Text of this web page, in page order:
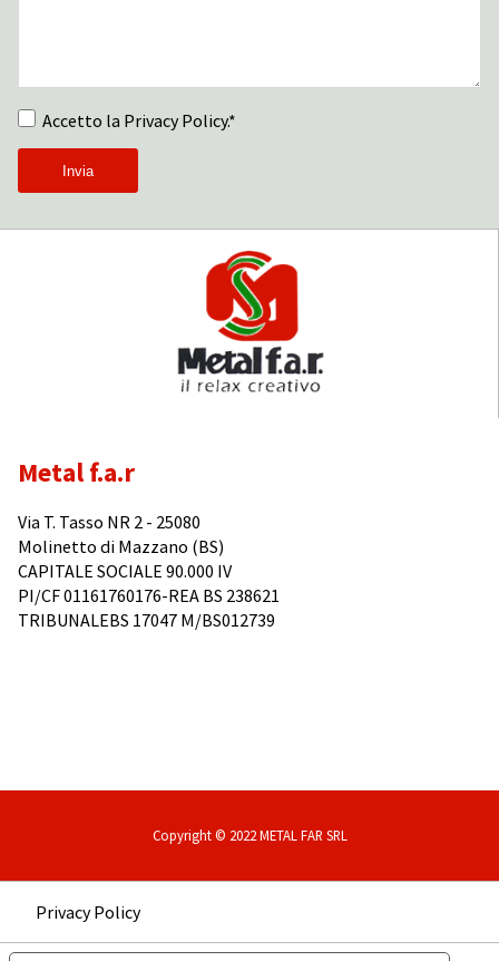
Accetto la Privacy Policy.*
Metal f.a.r
Via T. Tasso NR 2 - 25080
Molinetto di Mazzano (BS)
CAPITALE SOCIALE 90.000 IV
PI/CF 01161760176-REA BS 238621
TRIBUNALEBS 17047 M/BS012739
Copyright © 2022 METAL FAR SRL
Privacy Policy